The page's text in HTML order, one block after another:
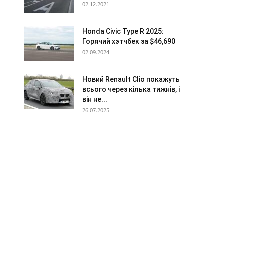
02.12.2021
Honda Civic Type R 2025:
Горячий хэтчбек за $46,690
02.09.2024
Новий Renault Clio покажуть
всього через кілька тижнів, і
він не...
26.07.2025